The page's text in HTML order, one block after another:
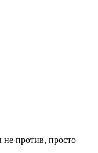
против, просто